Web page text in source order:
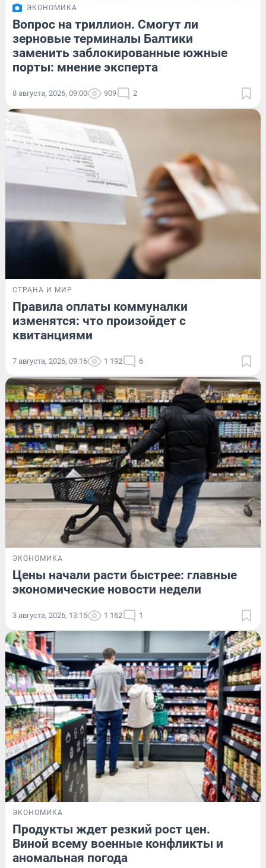
ЭКОНОМИКА
Вопрос на триллион. Смогут ли
зерновые терминалы Балтики
заменить заблокированные южные
порты: мнение эксперта
8 августа, 2026, 09:00 909 2
СТРАНА И МИР
Правила оплаты коммуналки
изменятся: что произойдет с
квитанциями
7 августа, 2026, 09:16 1 192 6
ЭКОНОМИКА
Цены начали расти быстрее: главные
экономические новости недели
3 августа, 2026, 13:15 1 162 1
ЭКОНОМИКА
Продукты ждет резкий рост цен.
Виной всему военные конфликты и
аномальная погода